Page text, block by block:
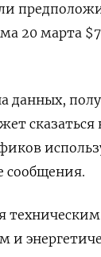
20 марта
данных,
сказаться
сообщения.
и